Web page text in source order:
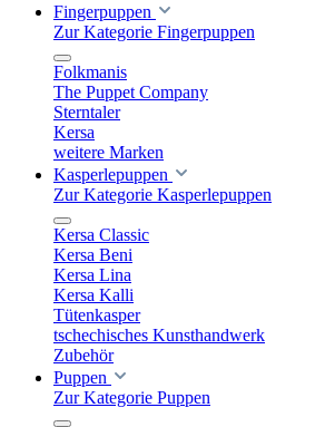
Fingerpuppen
Zur Kategorie Fingerpuppen
Folkmanis
The Puppet Company
Sterntaler
Kersa
weitere Marken
Kasperlepuppen
Zur Kategorie Kasperlepuppen
Kersa Classic
Kersa Beni
Kersa Lina
Kersa Kalli
Tütenkasper
tschechisches Kunsthandwerk
Zubehör
Puppen
Zur Kategorie Puppen